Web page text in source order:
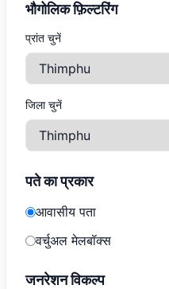
भौगोलिक फ़िल्टरिंग
प्रांत चुनें
जिला चुनें
पते का प्रकार
आवासीय पता
वर्चुअल मेलबॉक्स
जनरेशन विकल्प